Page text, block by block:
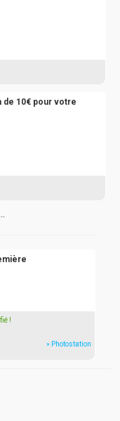
de 10€ pour votre
!
» Photostation